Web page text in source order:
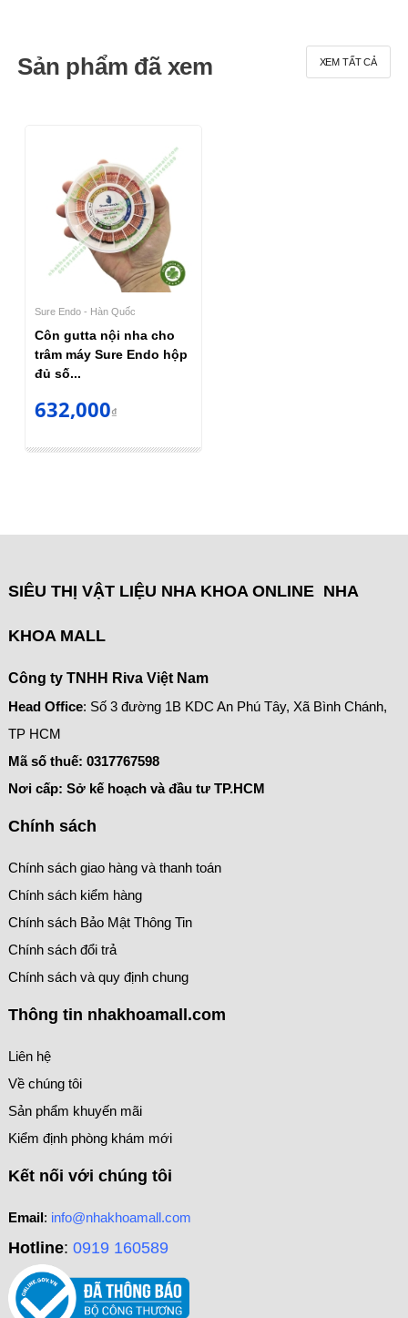
Sản phẩm đã xem XEM TẤT CẢ
Sure Endo - Hàn Quốc
Côn gutta nội nha cho
trâm máy Sure Endo hộp
đủ số...
632,000₫
SIÊU THỊ VẬT LIỆU NHA KHOA ONLINE NHA
KHOA MALL
Công ty TNHH Riva Việt Nam
Head Office: Số 3 đường 1B KDC An Phú Tây, Xã Bình Chánh,
TP HCM
Mã số thuế: 0317767598
Nơi cấp: Sở kế hoạch và đầu tư TP.HCM
Chính sách
Chính sách giao hàng và thanh toán
Chính sách kiểm hàng
Chính sách Bảo Mật Thông Tin
Chính sách đổi trả
Chính sách và quy định chung
Thông tin nhakhoamall.com
Liên hệ
Về chúng tôi
Sản phẩm khuyến mãi
Kiểm định phòng khám mới
Kết nối với chúng tôi
Email: info@nhakhoamall.com
Hotline: 0919 160589